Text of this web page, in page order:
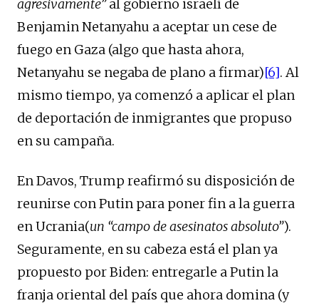
agresivamente”al gobierno israelí de
Benjamin Netanyahu a aceptar un cese de
fuego en Gaza (algo que hasta ahora,
Netanyahu se negaba de plano a firmar)[6]. Al
mismo tiempo, ya comenzó a aplicar el plan
de deportación de inmigrantes que propuso
en su campaña.
En Davos, Trump reafirmó su disposición de
reunirse con Putin para poner fin a la guerra
en Ucrania(un “campo de asesinatos absoluto”).
Seguramente, en su cabeza está el plan ya
propuesto por Biden: entregarle a Putin la
franja oriental del país que ahora domina (y